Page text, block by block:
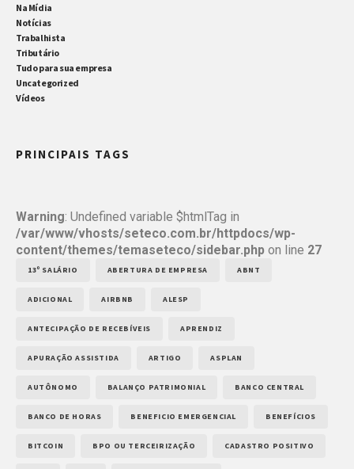
Na Mídia
Notícias
Trabalhista
Tributário
Tudo para sua empresa
Uncategorized
Vídeos
PRINCIPAIS TAGS
Warning: Undefined variable $htmlTag in
/var/www/vhosts/seteco.com.br/httpdocs/wp-
content/themes/temaseteco/sidebar.php on line 27
13º SALÁRIO ABERTURA DE EMPRESA ABNT
ADICIONAL AIRBNB ALESP
ANTECIPAÇÃO DE RECEBÍVEIS APRENDIZ
APURAÇÃO ASSISTIDA ARTIGO ASPLAN
AUTÔNOMO BALANÇO PATRIMONIAL BANCO CENTRAL
BANCO DE HORAS BENEFICIO EMERGENCIAL BENEFÍCIOS
BITCOIN BPO OU TERCEIRIZAÇÃO CADASTRO POSITIVO